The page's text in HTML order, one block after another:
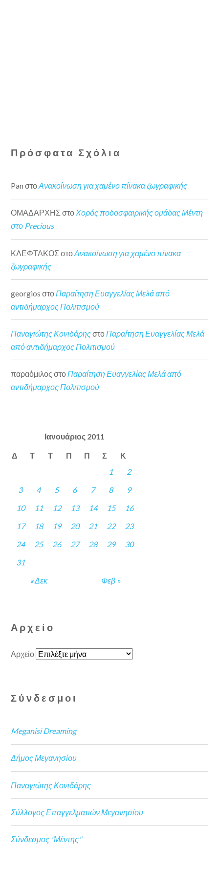
Πρόσφατα Σχόλια
Pan στοΑνακοίνωση για χαμένο πίνακα ζωγραφικής
ΟΜΑΔΑΡΧΗΣ στοΧορός ποδοσφαιρικής ομάδας Μέντη
στο Precious
ΚΛΕΦΤΑΚΟΣ στοΑνακοίνωση για χαμένο πίνακα
ζωγραφικής
georgios στο Παραίτηση Ευαγγελίας Μελά από
αντιδήμαρχος Πολιτισμού
Παναγιώτης ΚονιδάρηςστοΠαραίτηση Ευαγγελίας Μελά
από αντιδήμαρχος Πολιτισμού
παραόμιλος στοΠαραίτηση Ευαγγελίας Μελά από
αντιδήμαρχος Πολιτισμού
Ιανουάριος 2011
Δ Τ Τ Π Π Σ Κ
« Δεκ Φεβ »
1
2
3
4 5 6 7 8
9
10
11 12 13 14 15
16
17
18 19 20 21 22
23
24
25 26 27 28 29
30
31
Αρχείο
Αρχείο
Σύνδεσμοι
Meganisi Dreaming
Δήμος Μεγανησίου
Παναγιώτης Κονιδάρης
Σύλλογος Επαγγελματιών Μεγανησίου
Σύνδεσμος "Μέντης"